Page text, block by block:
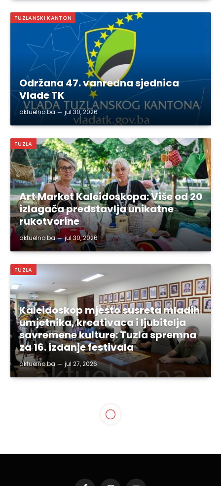
TUZLANSKI KANTON
Održana 47. vanredna sjednica
Vlade TK
aktuelno.ba jul 30, 2026
TUZLA
Art Market Kaleidoskopa: Više od 20
izlagača predstavlja unikatne
rukotvorine
aktuelno.ba jul 30, 2026
TUZLA
Kaleidoskop mjesto susreta mladih
umjetnika, kreativaca i ljubitelja
savremene kulture: Tuzla spremna
za 16. izdanje festivala
aktuelno.ba jul 27, 2026